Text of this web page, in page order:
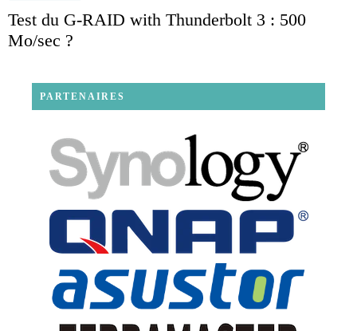
Test du G-RAID with Thunderbolt 3 : 500
Mo/sec ?
PARTENAIRES